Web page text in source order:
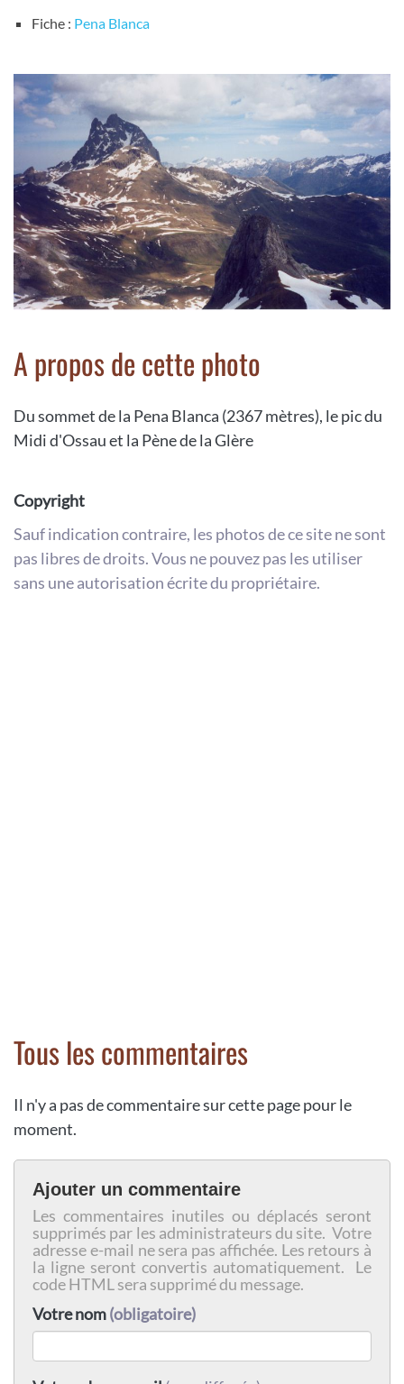
Fiche : Pena Blanca
A propos de cette photo
Du sommet de la Pena Blanca (2367 mètres), le pic du
Midi d'Ossau et la Pène de la Glère
Copyright
Sauf indication contraire, les photos de ce site ne sont
pas libres de droits. Vous ne pouvez pas les utiliser
sans une autorisation écrite du propriétaire.
Tous les commentaires
Il n'y a pas de commentaire sur cette page pour le
moment.
Ajouter un commentaire
Les commentaires inutiles ou déplacés seront
supprimés par les administrateurs du site. Votre
adresse e-mail ne sera pas affichée. Les retours à
la ligne seront convertis automatiquement. Le
code HTML sera supprimé du message.
Votre nom(obligatoire)